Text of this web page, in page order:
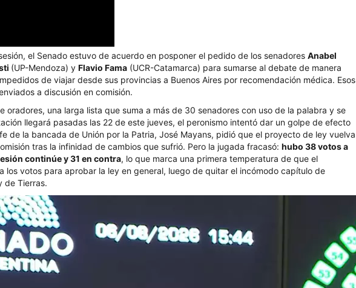
el Senado estuvo de acuerdo en posponer el pedido de los senadores Anabel
(UP-Mendoza) y Flavio Fama (UCR-Catamarca) para sumarse al debate de manera
de viajar desde sus provincias a Buenos Aires por recomendación médica. Esos
a discusión en comisión.
oradores, una larga lista que suma a más de 30 senadores con uso de la palabra y se
llegará pasadas las 22 de este jueves, el peronismo intentó dar un golpe de efecto
de la bancada de Unión por la Patria, José Mayans, pidió que el proyecto de ley vuelva
tras la infinidad de cambios que sufrió. Pero la jugada fracasó: hubo 38 votos a
continúe y 31 en contra, lo que marca una primera temperatura de que el
los votos para aprobar la ley en general, luego de quitar el incómodo capítulo de
de Tierras.